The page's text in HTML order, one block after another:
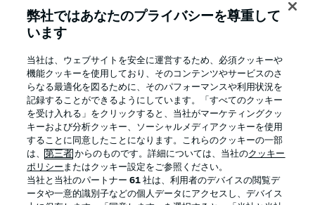
言語をお選びください
日本語 Display Mode
ログイン
弊社ではあなたのプライバシーを尊重して
います
当社は、ウェブサイトを安全に運営するため、必須クッキーや
機能クッキーを使用しており、そのコンテンツやサービスのさ
らなる最適化を図るために、そのパフォーマンスや利用状況を
記録することができるようにしています。「すべてのクッキー
を受け入れる」をクリックすると、当社がマーケティングクッ
キーおよび分析クッキー、ソーシャルメディアクッキーを使用
することに同意したことになります。これらのクッキーの一部
は、第三者 からのものです。詳細については、当社のクッキー
ポリシー またはクッキー設定をご参照ください。
当社と当社のパートナー61 社は、利用者のデバイスの閲覧デ
ータや一意的識別子などの個人データにアクセスし、デバイス